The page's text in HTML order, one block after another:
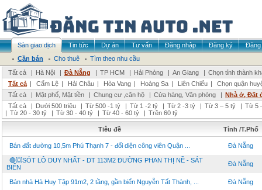
Sàn giao dịch Tin tức Dự án Tư vấn Đăng nhập Đăng ký
Đăng
Cần bán
Cho thuê
Tìm theo nhu cầu
Tất cả
| Hà Nội | Đà Nẵng | TP HCM | Hải Phòng | An Giang | Chọn tỉnh thành
Tất cả | Cẩm Lệ | Hải Châu | Hòa Vang | Hoàng Sa | Liên Chiểu |
Chọn quận
Tất cả
| Mặt phố, Mặt tiền | Chung cư ,căn hộ | Cửa hàng, Văn phòng | Nhà ở, Đất
Tất cả
| Dưới 500 triệu | Từ 500 -1 tỷ | Từ 1 -2 tỷ | Từ 2 -3 tỷ | Từ 3 – 5 tỷ | Từ 5
| Từ 20 - 30 tỷ | Từ 30 - 40 tỷ | Từ 40 - 60 tỷ | Trên 60 tỷ
Tiêu đề Tỉnh /T.Phố
Bán đất đường 10,5m Phú Thạnh 7 - đối diện công viên Quận ... Đà Nẵng
🔴💥SÓT LÔ DUY NHẤT - DT 113M2 ĐƯỜNG PHAN THỊ NỀ - SÁT
BIỂN
Đà Nẵng
Bán nhà Hà Huy Tập 91m2, 2 tầng, gần biển Nguyễn Tất Thành, ... Đà Nẵng